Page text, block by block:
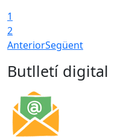
1
2
AnteriorSegüent
Butlletí digital